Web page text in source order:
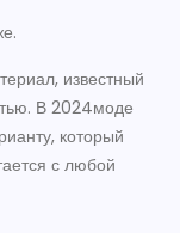
известный
. В 2024моде
который
с любой